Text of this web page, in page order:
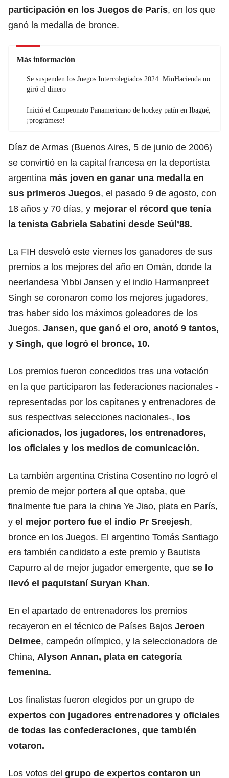
participación en los Juegos de París, en los que
ganó la medalla de bronce.
Más información
Se suspenden los Juegos Intercolegiados 2024: MinHacienda no
giró el dinero
Inició el Campeonato Panamericano de hockey patín en Ibagué,
¡prográmese!
Díaz de Armas (Buenos Aires, 5 de junio de 2006)
se convirtió en la capital francesa en la deportista
argentina más joven en ganar una medalla en
sus primeros Juegos, el pasado 9 de agosto, con
18 años y 70 días, y mejorar el récord que tenía
la tenista Gabriela Sabatini desde Seúl’88.
La FIH desveló este viernes los ganadores de sus
premios a los mejores del año en Omán, donde la
neerlandesa Yibbi Jansen y el indio Harmanpreet
Singh se coronaron como los mejores jugadores,
tras haber sido los máximos goleadores de los
Juegos. Jansen, que ganó el oro, anotó 9 tantos,
y Singh, que logró el bronce, 10.
Los premios fueron concedidos tras una votación
en la que participaron las federaciones nacionales -
representadas por los capitanes y entrenadores de
sus respectivas selecciones nacionales-, los
aficionados, los jugadores, los entrenadores,
los oficiales y los medios de comunicación.
La también argentina Cristina Cosentino no logró el
premio de mejor portera al que optaba, que
finalmente fue para la china Ye Jiao, plata en París,
y el mejor portero fue el indio Pr Sreejesh,
bronce en los Juegos. El argentino Tomás Santiago
era también candidato a este premio y Bautista
Capurro al de mejor jugador emergente, que se lo
llevó el paquistaní Suryan Khan.
En el apartado de entrenadores los premios
recayeron en el técnico de Países Bajos Jeroen
Delmee, campeón olímpico, y la seleccionadora de
China, Alyson Annan, plata en categoría
femenina.
Los finalistas fueron elegidos por un grupo de
expertos con jugadores entrenadores y oficiales
de todas las confederaciones, que también
votaron.
Los votos del grupo de expertos contaron un